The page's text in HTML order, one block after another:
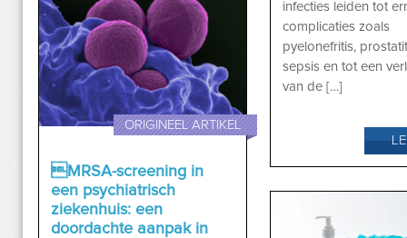
infecties leiden tot
complicaties zoals
pyelonefritis,
sepsis en tot een
van de […]
ORIGINEEL ARTIKEL
MRSA-screening in
een psychiatrisch
ziekenhuis: een
doordachte aanpak in